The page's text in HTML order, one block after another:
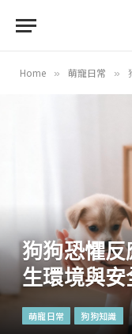
Home » 萌寵日常 »
狗狗恐懼
生環境與安
萌寵日常 狗狗知識